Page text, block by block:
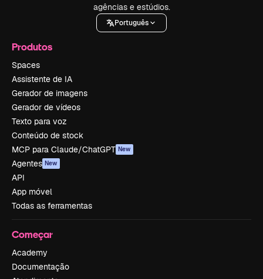
agências e estúdios.
Português
Produtos
Spaces
Assistente de IA
Gerador de imagens
Gerador de vídeos
Texto para voz
Conteúdo de stock
MCP para Claude/ChatGPT New
Agentes New
API
App móvel
Todas as ferramentas
Começar
Academy
Documentação